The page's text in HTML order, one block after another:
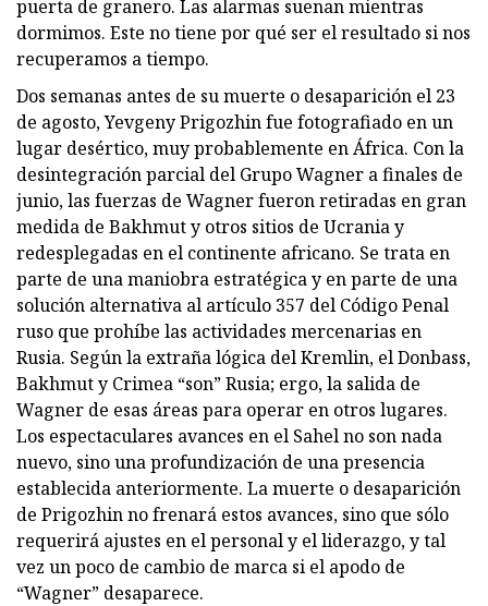
puerta de granero. Las alarmas suenan mientras
dormimos. Este no tiene por qué ser el resultado si nos
recuperamos a tiempo.
Dos semanas antes de su muerte o desaparición el 23
de agosto, Yevgeny Prigozhin fue fotografiado en un
lugar desértico, muy probablemente en África. Con la
desintegración parcial del Grupo Wagner a finales de
junio, las fuerzas de Wagner fueron retiradas en gran
medida de Bakhmut y otros sitios de Ucrania y
redesplegadas en el continente africano. Se trata en
parte de una maniobra estratégica y en parte de una
solución alternativa al artículo 357 del Código Penal
ruso que prohíbe las actividades mercenarias en
Rusia. Según la extraña lógica del Kremlin, el Donbass,
Bakhmut y Crimea “son” Rusia; ergo, la salida de
Wagner de esas áreas para operar en otros lugares.
Los espectaculares avances en el Sahel no son nada
nuevo, sino una profundización de una presencia
establecida anteriormente. La muerte o desaparición
de Prigozhin no frenará estos avances, sino que sólo
requerirá ajustes en el personal y el liderazgo, y tal
vez un poco de cambio de marca si el apodo de
“Wagner” desaparece.